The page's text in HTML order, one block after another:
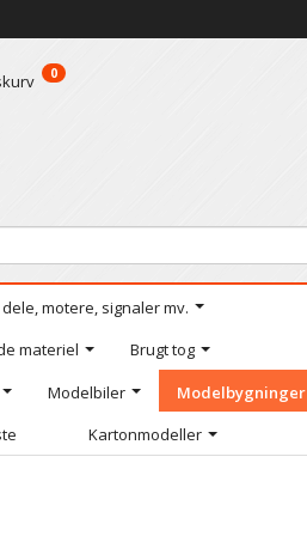
0
dele, motere, signaler mv.
materiel
Brugt tog
Modelbiler
Modelbygninger
Kartonmodeller